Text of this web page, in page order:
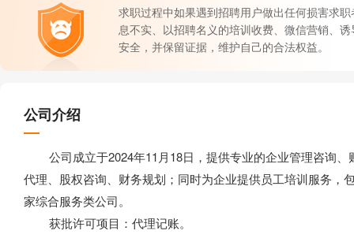
求职过程中如果遇到招聘用户做出任何损害求
息不实、以招聘名义的培训收费、微信营销、
安全，并保留证据，维护自己的合法权益。
公司介绍
公司成立于2024年11月18日，提供专业的企业管理咨询、
代理、股权咨询、财务规划；同时为企业提供员工培训服务，
家综合服务类公司。
获批许可项目：代理记账。